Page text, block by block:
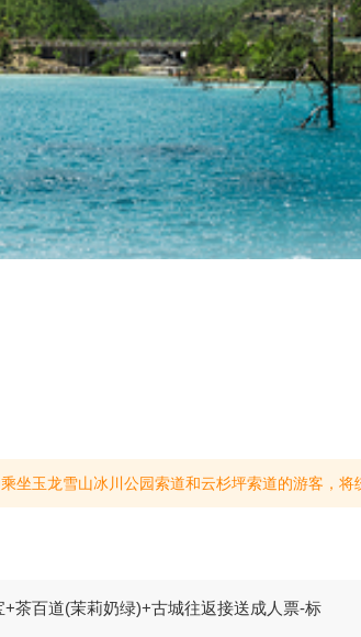
索道和云杉坪索道的游客，将统一安排至每日16:30-17:00
茶百道(茉莉奶绿)+古城往返接送成人票-标